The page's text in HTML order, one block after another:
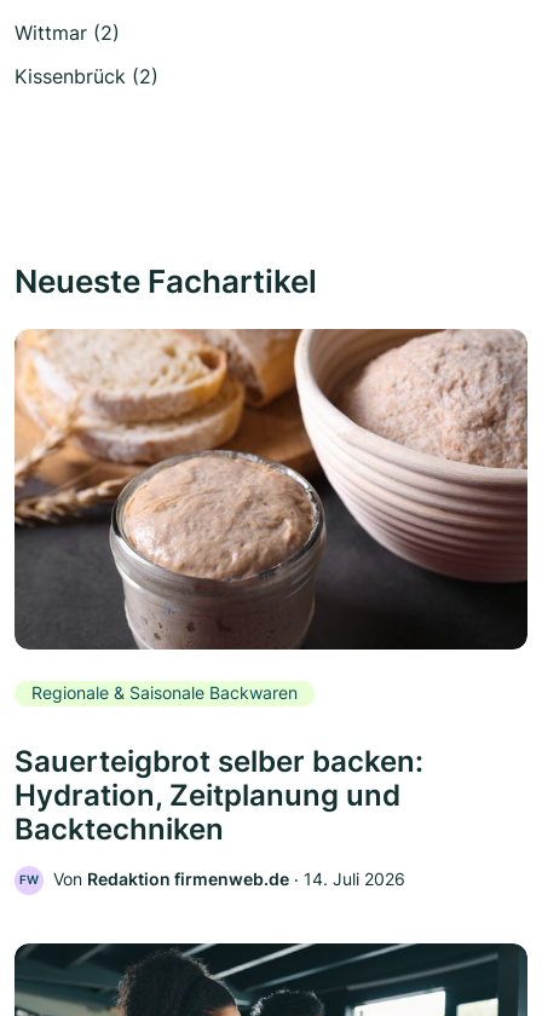
Wittmar (2)
Kissenbrück (2)
Neueste Fachartikel
Regionale & Saisonale Backwaren
Sauerteigbrot selber backen:
Hydration, Zeitplanung und
Backtechniken
FW Von Redaktion firmenweb.de ‧ 14. Juli 2026